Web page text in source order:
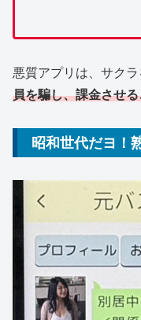
悪質アプリは、サク
員を騙し、課金させ
昭和世代だヨ！